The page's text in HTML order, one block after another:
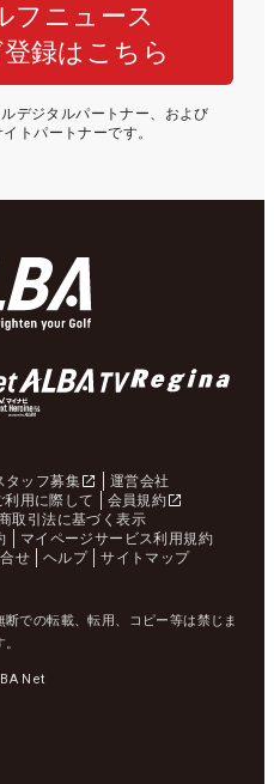
フニュース
録はこちら
デジタルパートナー、および
トパートナーです。
タッフ募集
運営会社
利用に際して
会員規約
取引法に基づく表示
マイページサービス利用規約
せ ヘルプ サイトマップ
での転載、転用、コピー等は禁じま
。
Net